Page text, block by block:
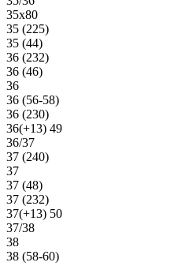
35х80
35 (225)
35 (44)
36 (232)
36 (46)
36
36 (56-58)
36 (230)
36(+13) 49
36/37
37 (240)
37
37 (48)
37 (232)
37(+13) 50
37/38
38
38 (58-60)